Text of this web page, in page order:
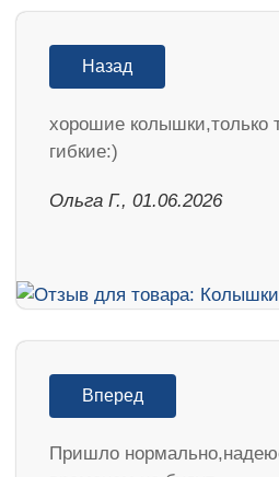
Назад
хорошие колышки,только
гибкие:)
Ольга Г., 01.06.2026
Вперед
Пришло